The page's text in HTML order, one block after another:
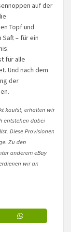
auf der
Topf und
– für ein
für alle
Und nach dem
der
kaufst, erhalten wir
entstehen dabei
Diese Provisionen
Zu den
anderem eBay
wir an